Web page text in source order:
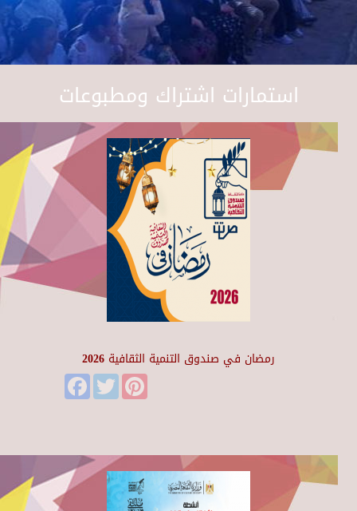
استمارات اشتراك ومطبوعات
رمضان في صندوق التنمية الثقافية 2026
FacebookTwitter